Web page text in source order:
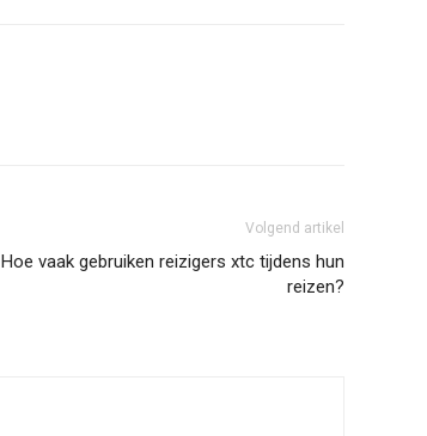
Volgend artikel
Hoe vaak gebruiken reizigers xtc tijdens hun
reizen?